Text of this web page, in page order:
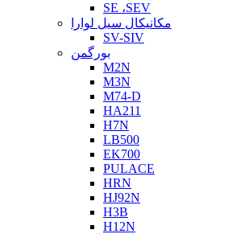
SE ،SEV
مکانیکال سیل لوارا
SV-SIV
بورگمن
M2N
M3N
M74-D
HA211
H7N
LB500
EK700
PULACE
HRN
HJ92N
H3B
H12N